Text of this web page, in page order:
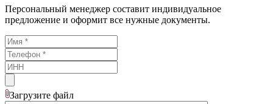
Персональный менеджер составит индивидуальное
предложение и оформит все нужные документы.
Загрузите файл